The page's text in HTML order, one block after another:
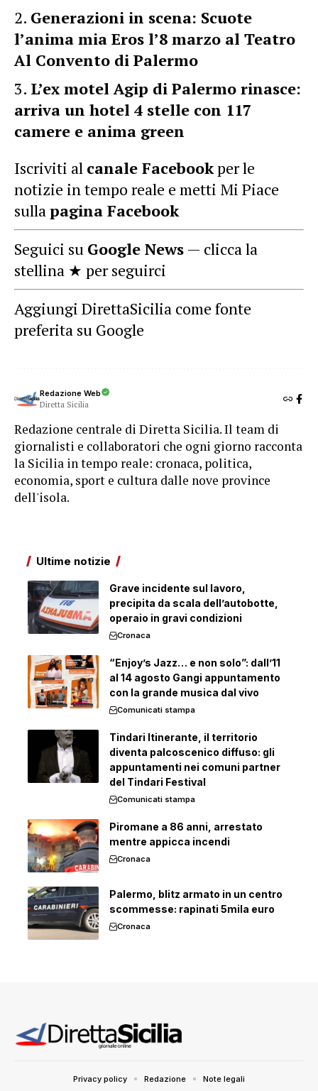
Generazioni in scena: Scuote
l’anima mia Eros l’8 marzo al Teatro
Al Convento di Palermo
L’ex motel Agip di Palermo rinasce:
arriva un hotel 4 stelle con 117
camere e anima green
Iscriviti al canale Facebookper le
notizie in tempo reale e metti Mi Piace
sullapagina Facebook
Seguici su Google News — clicca la
stellina ★ per seguirci
Aggiungi DirettaSicilia come fonte
preferita su Google
Redazione Web
Diretta Sicilia
Redazione centrale di Diretta Sicilia. Il team di
giornalisti e collaboratori che ogni giorno racconta
la Sicilia in tempo reale: cronaca, politica,
economia, sport e cultura dalle nove province
dell'isola.
Ultime notizie
Grave incidente sul lavoro,
precipita da scala dell’autobotte,
operaio in gravi condizioni
Cronaca
“Enjoy’s Jazz… e non solo”: dall’11
al 14 agosto Gangi appuntamento
con la grande musica dal vivo
Comunicati stampa
Tindari Itinerante, il territorio
diventa palcoscenico diffuso: gli
appuntamenti nei comuni partner
del Tindari Festival
Comunicati stampa
Piromane a 86 anni, arrestato
mentre appicca incendi
Cronaca
Palermo, blitz armato in un centro
scommesse: rapinati 5mila euro
Cronaca
Privacy policy Redazione
Note legali